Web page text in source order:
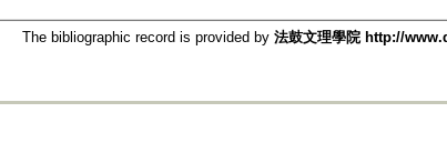
The bibliographic record is provided by 法鼓文理學院 http://